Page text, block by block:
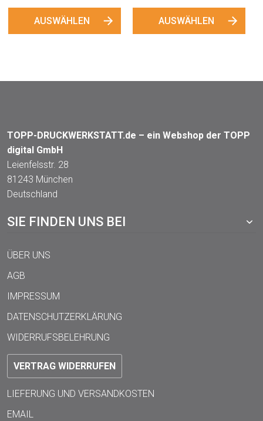
TOPP-DRUCKWERKSTATT.de – ein Webshop der TOPP
digital GmbH
Leienfelsstr. 28
81243 München
Deutschland
SIE FINDEN UNS BEI
ÜBER UNS
AGB
IMPRESSUM
DATENSCHUTZERKLÄRUNG
WIDERRUFSBELEHRUNG
VERTRAG WIDERRUFEN
LIEFERUNG UND VERSANDKOSTEN
EMAIL